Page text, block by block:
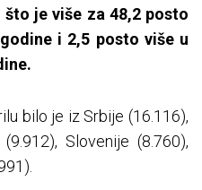
je više za 48,2 posto
i 2,5 posto više u
bilo je iz Srbije (16.116),
Slovenije (8.760),